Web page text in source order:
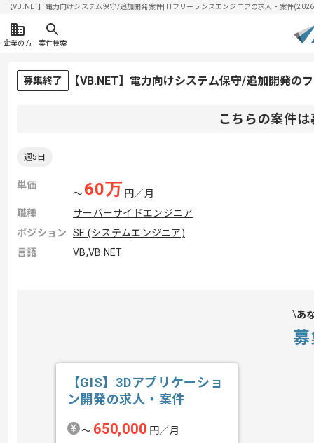
【VB.NET】電力向けシステム保守/追加開発案件| ITフリーランスエンジニアの求人・案件
企業の方 案件検索
募集終了 【VB.NET】電力向けシステム保守/追加開発の
こちらの案件
週5日
単価
〜60万 円／月
職種
サーバーサイドエンジニア
ポジション
SE (システムエンジニア)
言語
VB,VB.NET
あ
【GIS】3Dアプリケーショ
ン開発の求人・案件
〜 650,000 円／月